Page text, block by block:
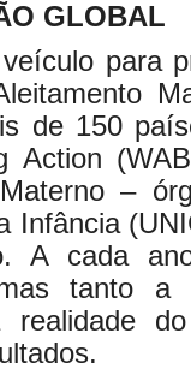
GLOBAL
para
de 150
Action
–
Infância
A cada
tanto
realidade